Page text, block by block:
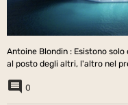
Antoine Blondin : Esistono
al posto degli altri, l'altro nel
0